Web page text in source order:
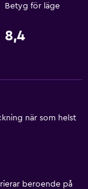
Betyg för läge
8,4
när som helst
beroende på